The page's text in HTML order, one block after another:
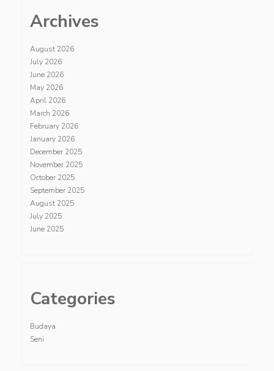
Archives
August 2026
July 2026
June 2026
May 2026
April 2026
March 2026
February 2026
January 2026
December 2025
November 2025
October 2025
September 2025
August 2025
July 2025
June 2025
Categories
Budaya
Seni